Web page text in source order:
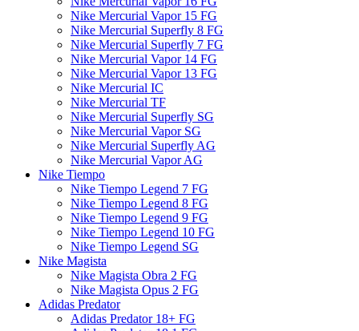
Nike Mercurial Vapor 15 FG
Nike Mercurial Superfly 8 FG
Nike Mercurial Superfly 7 FG
Nike Mercurial Vapor 14 FG
Nike Mercurial Vapor 13 FG
Nike Mercurial IC
Nike Mercurial TF
Nike Mercurial Superfly SG
Nike Mercurial Vapor SG
Nike Mercurial Superfly AG
Nike Mercurial Vapor AG
Nike Tiempo
Nike Tiempo Legend 7 FG
Nike Tiempo Legend 8 FG
Nike Tiempo Legend 9 FG
Nike Tiempo Legend 10 FG
Nike Tiempo Legend SG
Nike Magista
Nike Magista Obra 2 FG
Nike Magista Opus 2 FG
Adidas Predator
Adidas Predator 18+ FG